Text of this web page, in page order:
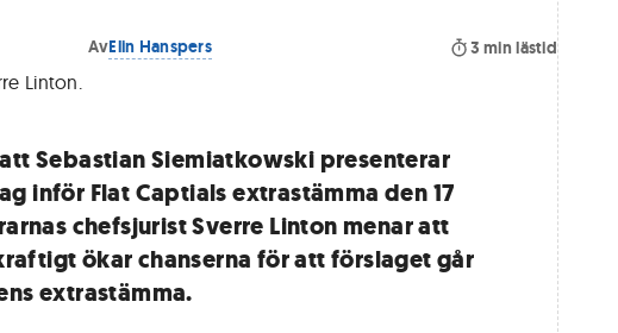
AvElin Hanspers 3 min lästid
Linton.
Sebastian Siemiatkowski presenterar
inför Flat Captials extrastämma den 17
chefsjurist Sverre Linton menar att
ökar chanserna för att förslaget går
extrastämma.